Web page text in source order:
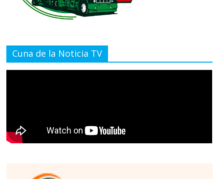
Cuna de la Noticia TV